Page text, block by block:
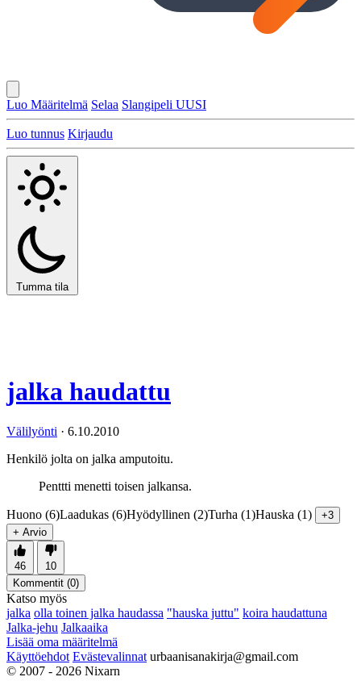
Luo Määritelmä Selaa Slangipeli UUSI
Luo tunnus Kirjaudu
Tumma tila
jalka haudattu
Välilyönti · 6.10.2010
Henkilö jolta on jalka amputoitu.
Penttti menetti toisen jalkansa.
Huono (6)Laadukas (6)Hyödyllinen (2)Turha (1)Hauska (1)
+3
+ Arvio
46
10
Kommentit (0)
Katso myös
jalka olla toinen jalka haudassa "hauska juttu" koira haudattuna
Jalka-jehu Jalkaaika
Lisää oma määritelmä
Käyttöehdot Evästevalinnat urbaanisanakirja@gmail.com
© 2007 - 2026 Nixarn